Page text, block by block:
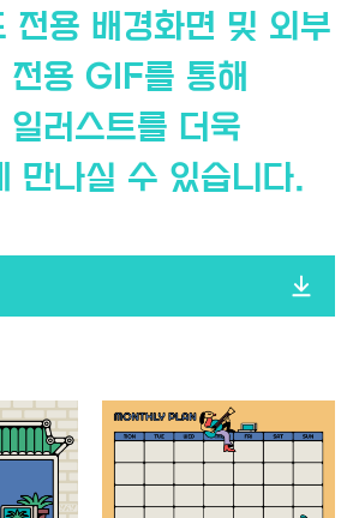
전용 배경화면 및 외부
전용 GIF를 통해
일러스트를 더욱
만나실 수 있습니다.